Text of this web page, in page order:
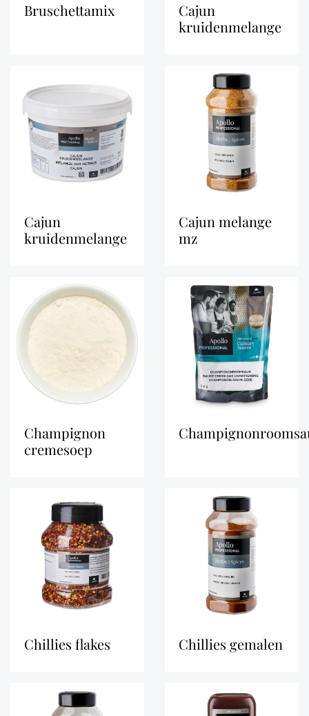
bruschettamix
cajun
kruidenmelange
cajun
kruidenmelange
cajun melange
mz
champignon
cremesoep
chillies flakes chillies gemalen